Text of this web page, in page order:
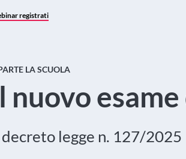
registrati
LA SCUOLA
nuovo
legge n. 127/2025